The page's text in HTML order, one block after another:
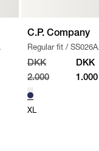
C.P. Company
Regular fit / SS026A
005086W
DKK
2.000
DKK
1.000
XL